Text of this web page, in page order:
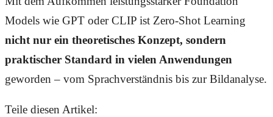
Models wie GPT oder CLIP ist Zero-Shot Learning
nicht nur ein theoretisches Konzept, sondern
praktischer Standard in vielen Anwendungen
geworden – vom Sprachverständnis bis zur Bildanalyse.
Teile diesen Artikel: